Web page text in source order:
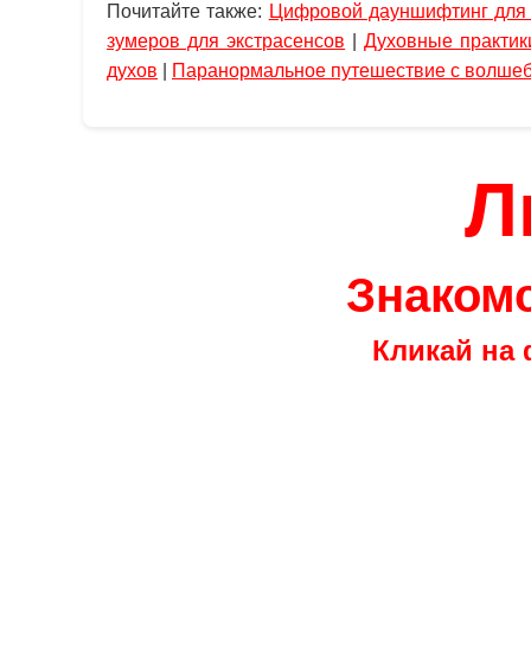
Почитайте также: Цифровой дауншифтинг
зумеров для экстрасенсов |Духовные
духов
Паранормальное путешествие с
Кликай на